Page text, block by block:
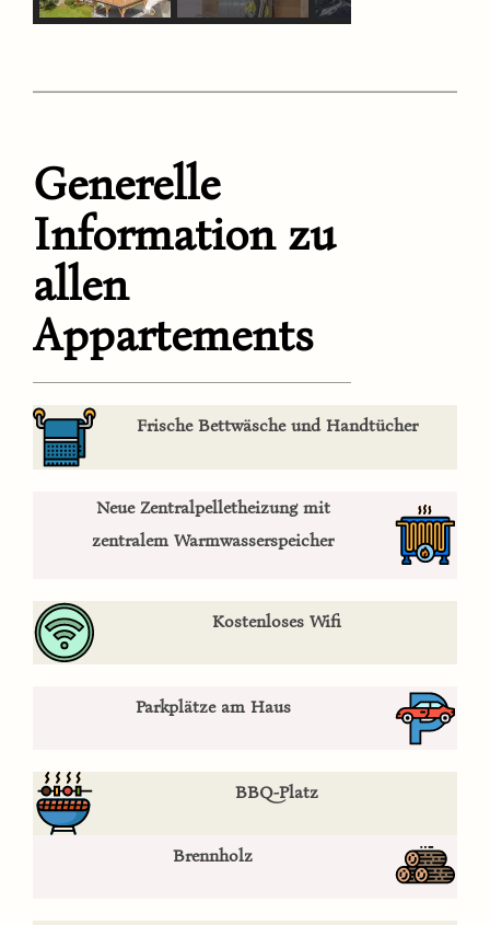
Generelle
Information zu
allen
Appartements
Frische Bettwäsche und Handtücher
Neue Zentralpelletheizung mit
zentralem Warmwasserspeicher
Kostenloses Wifi
Parkplätze am Haus
BBQ-Platz
Brennholz